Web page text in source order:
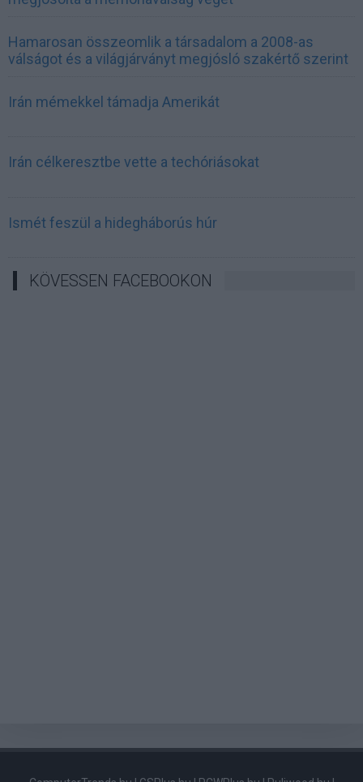
Hamarosan összeomlik a társadalom a 2008-as
válságot és a világjárványt megjósló szakértő szerint
Irán mémekkel támadja Amerikát
Irán célkeresztbe vette a techóriásokat
Ismét feszül a hidegháborús húr
KÖVESSEN FACEBOOKON